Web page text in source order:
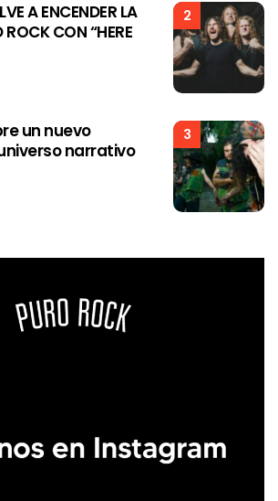
2
A ENCENDER LA
ROCK CON “HERE
3
un nuevo
narrativo